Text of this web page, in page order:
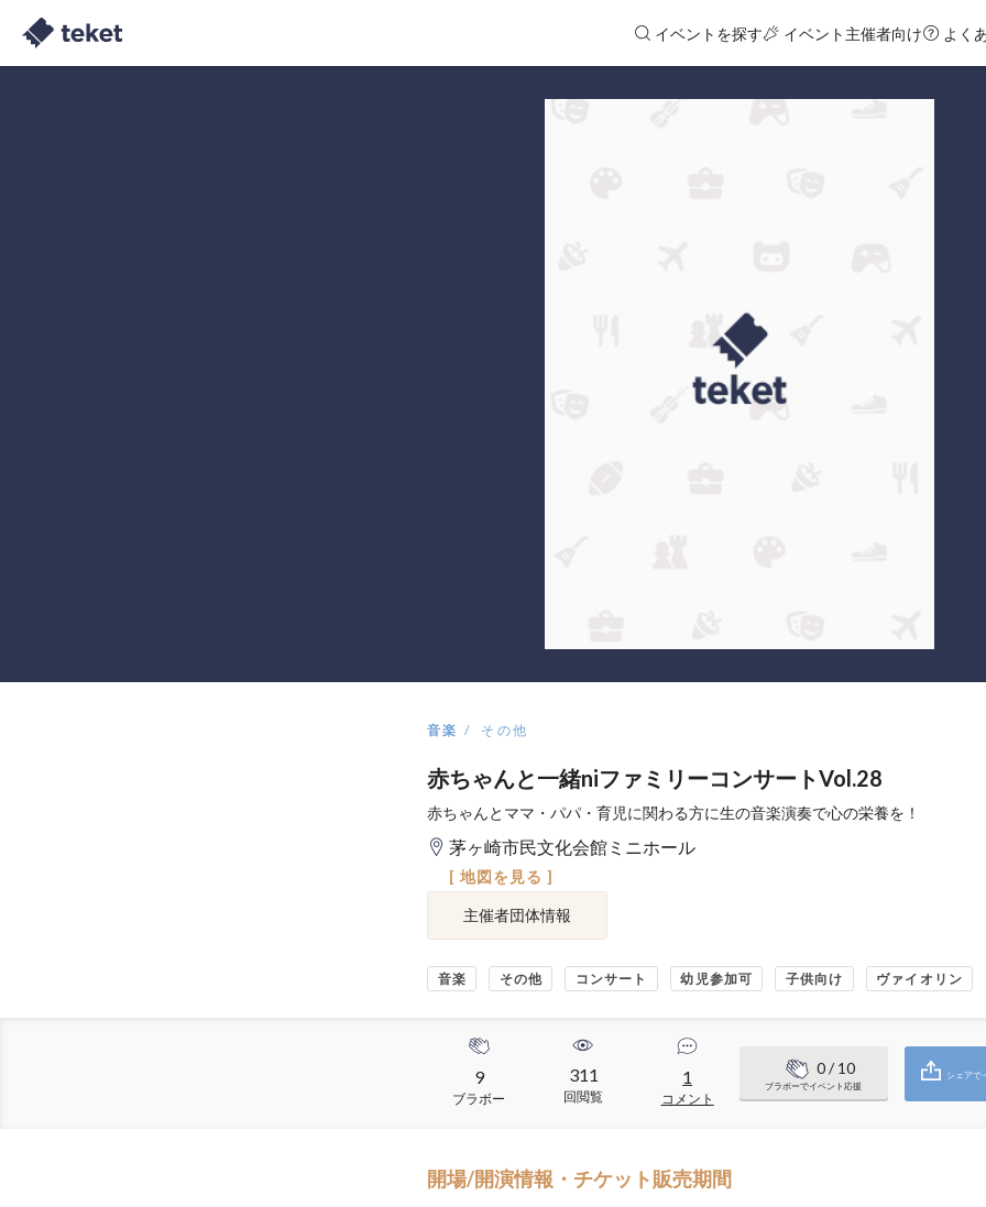
イベントを探す イベント主催者向け よく
音楽 その他
赤ちゃんと一緒niファミリーコンサートVol.28
赤ちゃんとママ・パパ・育児に関わる方に生の音楽演奏で心の栄養を！
茅ヶ崎市民文化会館ミニホール
[ 地図を見る ]
主催者団体情報
音楽 その他 コンサート 幼児参加可 子供向け ヴァイオリン
9
ブラボー
311
回閲覧
1
コメント
0/ 10
ブラボーでイベント応援
シェアで
開場/開演情報・チケット販売期間